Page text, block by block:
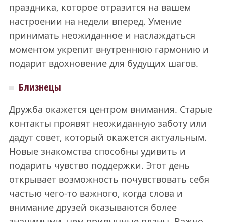
праздника, которое отразится на вашем
настроении на недели вперед. Умение
принимать неожиданное и наслаждаться
моментом укрепит внутреннюю гармонию и
подарит вдохновение для будущих шагов.
Близнецы
Дружба окажется центром внимания. Старые
контакты проявят неожиданную заботу или
дадут совет, который окажется актуальным.
Новые знакомства способны удивить и
подарить чувство поддержки. Этот день
открывает возможность почувствовать себя
частью чего-то важного, когда слова и
внимание друзей оказываются более